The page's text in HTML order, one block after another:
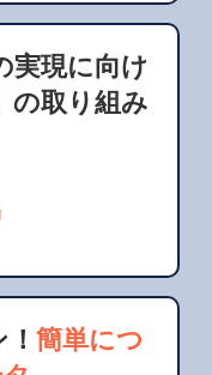
実現に向け
の取り組み
！簡単につ